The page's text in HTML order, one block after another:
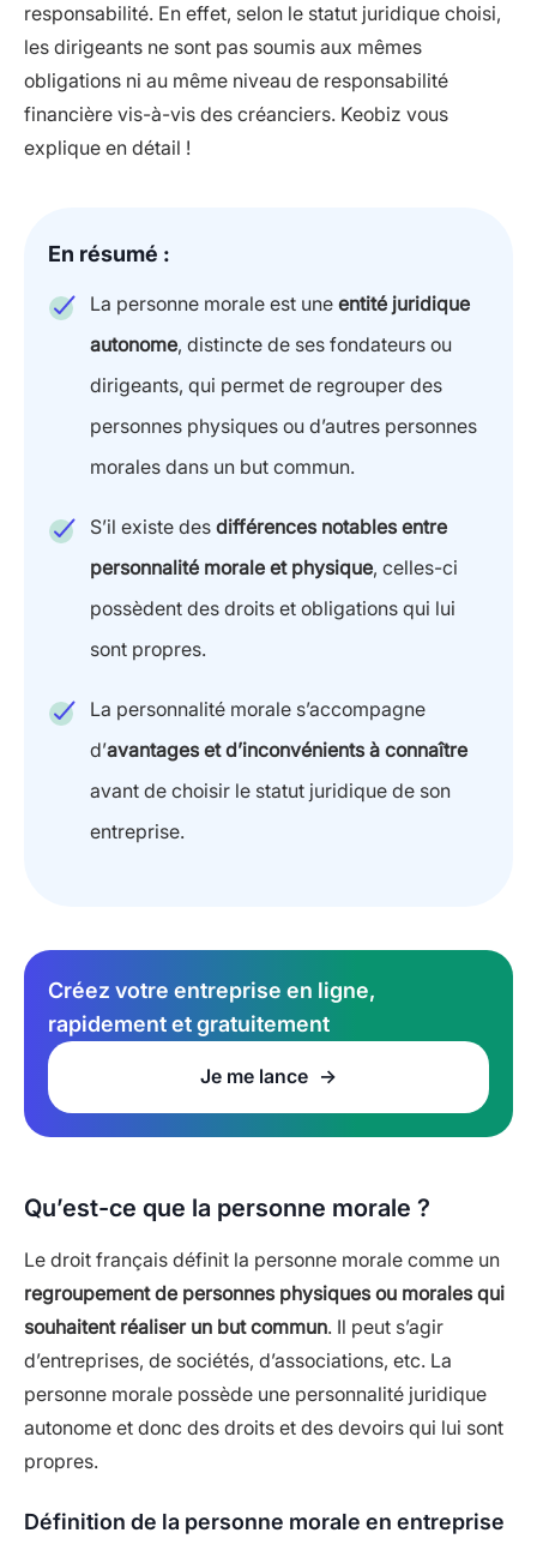
responsabilité. En effet, selon le statut juridique choisi,
les dirigeants ne sont pas soumis aux mêmes
obligations ni au même niveau de responsabilité
financière vis-à-vis des créanciers. Keobiz vous
explique en détail !
En résumé :
La personne morale est une entité juridique
autonome, distincte de ses fondateurs ou
dirigeants, qui permet de regrouper des
personnes physiques ou d’autres personnes
morales dans un but commun.
S’il existe des différences notables entre
personnalité morale et physique, celles-ci
possèdent des droits et obligations qui lui
sont propres.
La personnalité morale s’accompagne
d’avantages et d’inconvénients à connaître
avant de choisir le statut juridique de son
entreprise.
Créez votre entreprise en ligne,
rapidement et gratuitement
Je me lance
Qu’est-ce que la personne morale ?
Le droit français définit la personne morale comme un
regroupement de personnes physiques ou morales qui
souhaitent réaliser un but commun. Il peut s’agir
d’entreprises, de sociétés, d’associations, etc. La
personne morale possède une personnalité juridique
autonome et donc des droits et des devoirs qui lui sont
propres.
Définition de la personne morale en entreprise